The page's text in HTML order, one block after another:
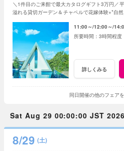
＼1件目のご来館で最大カタログギフト3万円／
溢れる貸切ガーデン＆チャペルで花嫁体験+*自
11:00～ 12:00～
3時間程度
詳しくみる
同日開催の他のフェア
Sat Aug 29 00:00:00 JST 2026
8/29 (土)